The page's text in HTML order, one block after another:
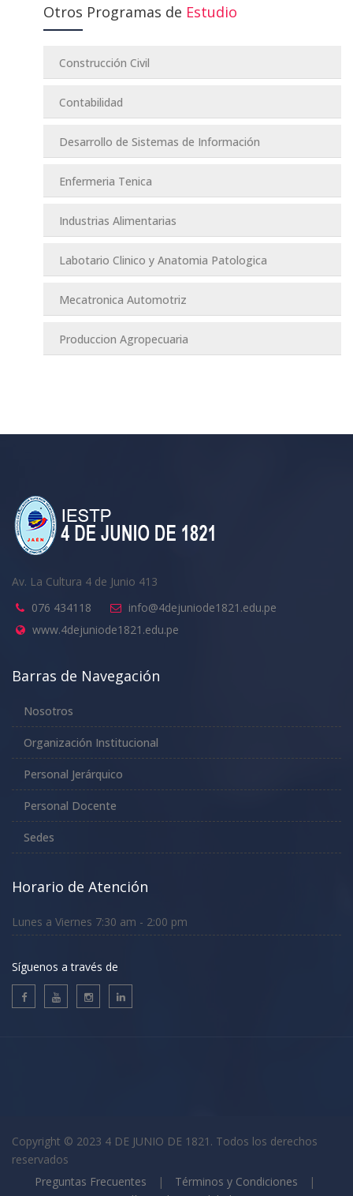
Otros Programas de Estudio
Construcción Civil
Contabilidad
Desarrollo de Sistemas de Información
Enfermeria Tenica
Industrias Alimentarias
Labotario Clinico y Anatomia Patologica
Mecatronica Automotriz
Produccion Agropecuaria
Av. La Cultura 4 de Junio 413
076 434118
info@4dejuniode1821.edu.pe
www.4dejuniode1821.edu.pe
Barras de Navegación
Nosotros
Organización Institucional
Personal Jerárquico
Personal Docente
Sedes
Horario de Atención
Lunes a Viernes 7:30 am - 2:00 pm
Síguenos a través de
Copyright © 2023 4 DE JUNIO DE 1821. Todos los derechos
reservados
Preguntas Frecuentes
| Términos y Condiciones
|